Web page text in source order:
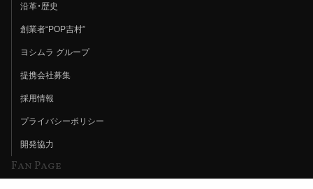
沿革・歴史
創業者“POP吉村”
ヨシムラ グループ
提携会社募集
採用情報
プライバシーポリシー
開発協力
Fan Page